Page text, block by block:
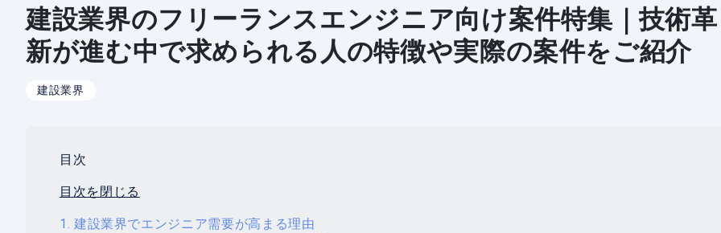
建設業界のフリーランスエンジニア向け案件特集｜技術革
新が進む中で求められる人の特徴や実際の案件をご紹介
建設業界
目次
目次を閉じる
建設業界でエンジニア需要が高まる理由